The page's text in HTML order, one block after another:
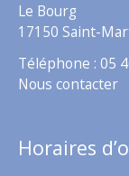
Le Bourg
17150 Saint-
Téléphone : 05
Nous contacter
Horaires